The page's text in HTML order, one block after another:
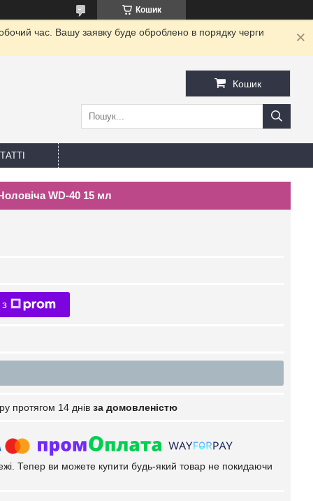
Кошик
час. Вашу заявку буде оброблено в порядку черги
Кошик
WD-40 15 мл
протягом 14 днів за домовленістю
Тепер ви можете купити будь-який товар не покидаючи